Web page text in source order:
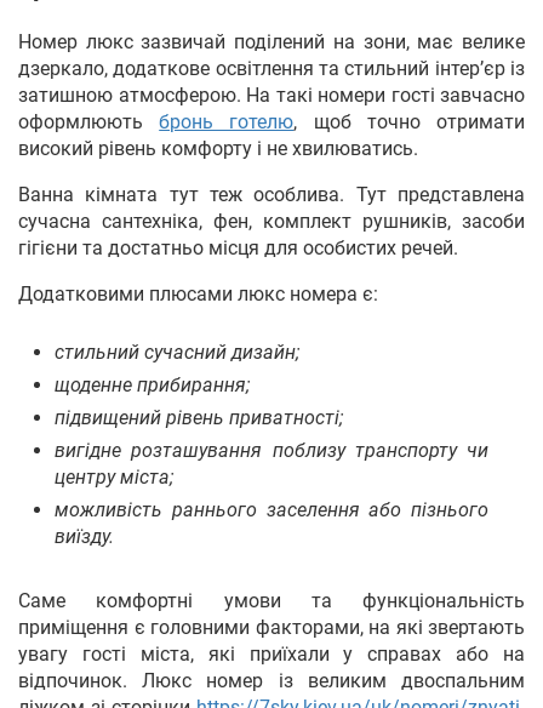
Номер люкс зазвичай поділений на зони, має велике
дзеркало, додаткове освітлення та стильний інтер’єр із
затишною атмосферою. На такі номери гості завчасно
оформлюютьбронь готелю, щоб точно отримати
високий рівень комфорту і не хвилюватись.
Ванна кімната тут теж особлива. Тут представлена
сучасна сантехніка, фен, комплект рушників, засоби
гігієни та достатньо місця для особистих речей.
Додатковими плюсами люкс номера є:
стильний сучасний дизайн;
щоденне прибирання;
підвищений рівень приватності;
вигідне розташування поблизу транспорту чи
центру міста;
можливість раннього заселення або пізнього
виїзду.
Саме комфортні умови та функціональність
приміщення є головними факторами, на які звертають
увагу гості міста, які приїхали у справах або на
відпочинок. Люкс номер із великим двоспальним